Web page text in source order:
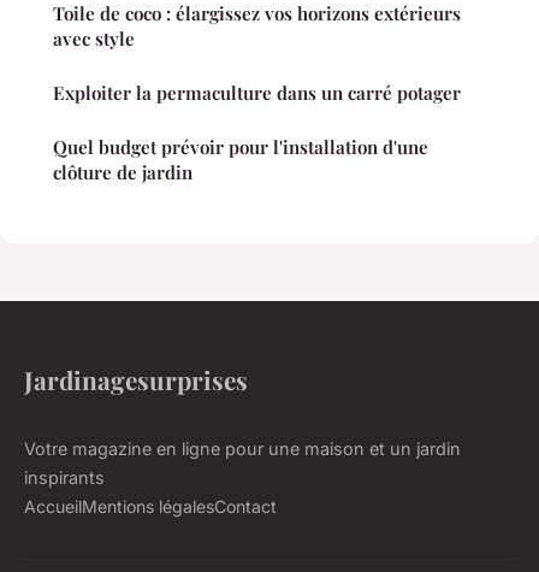
Toile de coco : élargissez vos horizons extérieurs
avec style
Exploiter la permaculture dans un carré potager
Quel budget prévoir pour l'installation d'une
clôture de jardin
Jardinagesurprises
Votre magazine en ligne pour une maison et un jardin
inspirants
AccueilMentions légalesContact